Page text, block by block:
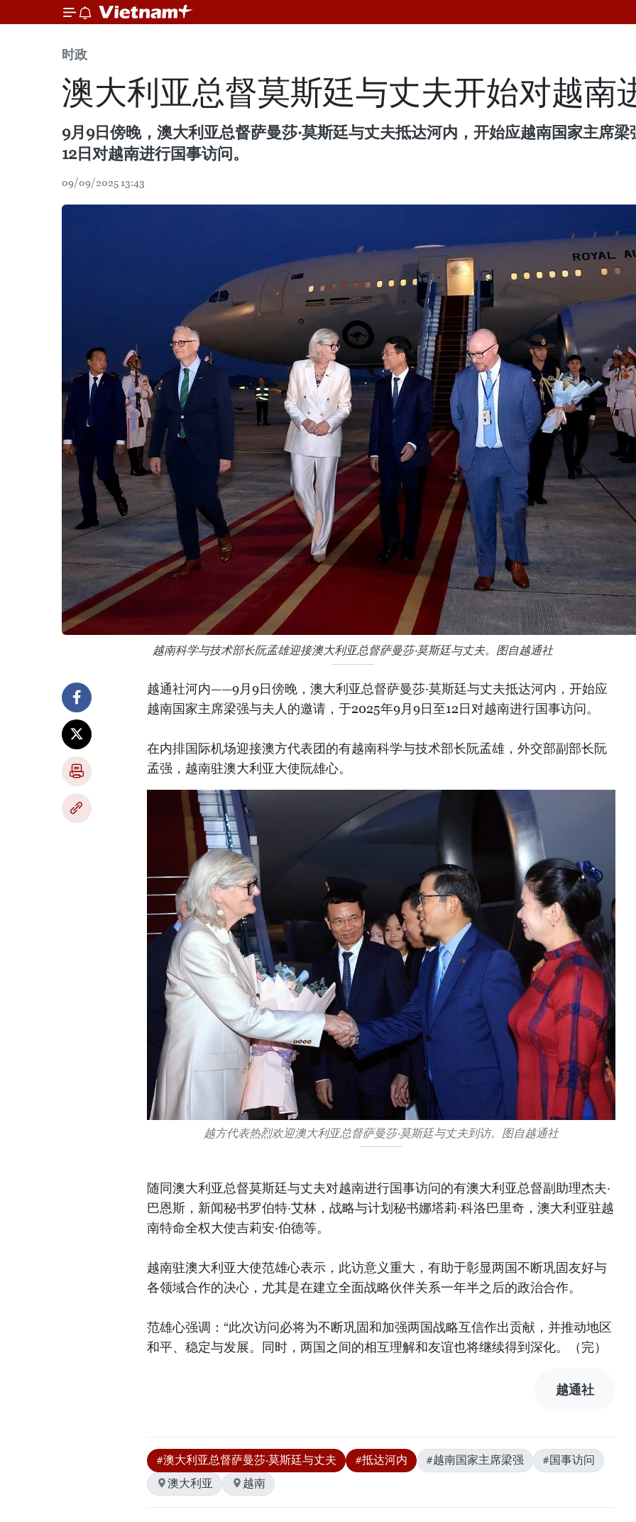
时政
澳大利亚总督莫斯廷与丈夫开始对越南
9月9日傍晚，澳大利亚总督萨曼莎·莫斯廷与丈夫抵达河内，开始应越南国家主席
12日对越南进行国事访问。
09/09/2025 13:43
越南科学与技术部长阮孟雄迎接澳大利亚总督萨曼莎·莫斯廷与丈夫。图自越通社
越通社河内——9月9日傍晚，澳大利亚总督萨曼莎·莫斯廷与丈夫抵达河内，开始应
越南国家主席梁强与夫人的邀请，于2025年9月9日至12日对越南进行国事访问。
在内排国际机场迎接澳方代表团的有越南科学与技术部长阮孟雄，外交部副部长阮
孟强，越南驻澳大利亚大使阮雄心。
越方代表热烈欢迎澳大利亚总督萨曼莎·莫斯廷与丈夫到访。图自越通社
随同澳大利亚总督莫斯廷与丈夫对越南进行国事访问的有澳大利亚总督副助理杰夫·
巴恩斯，新闻秘书罗伯特·艾林，战略与计划秘书娜塔莉·科洛巴里奇，澳大利亚驻越
南特命全权大使吉莉安·伯德等。
越南驻澳大利亚大使范雄心表示，此访意义重大，有助于彰显两国不断巩固友好与
各领域合作的决心，尤其是在建立全面战略伙伴关系一年半之后的政治合作。
范雄心强调：“此次访问必将为不断巩固和加强两国战略互信作出贡献，并推动地区
和平、稳定与发展。同时，两国之间的相互理解和友谊也将继续得到深化。（完）
越通社
#澳大利亚总督萨曼莎·莫斯廷与丈夫 #抵达河内 #越南国家主席梁强
#国事访问
澳大利亚
越南